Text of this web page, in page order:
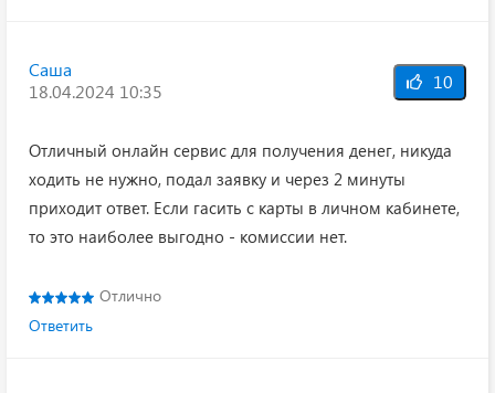
Саша
18.04.2024 10:35
10
Отличный онлайн сервис для получения денег, никуда
ходить не нужно, подал заявку и через 2 минуты
приходит ответ. Если гасить с карты в личном кабинете,
то это наиболее выгодно - комиссии нет.
Отлично
Ответить